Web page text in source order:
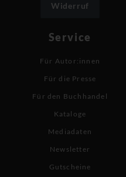
Widerruf
Service
Für Autor:innen
Für die Presse
Für den Buchhandel
Kataloge
Mediadaten
Newsletter
Gutscheine